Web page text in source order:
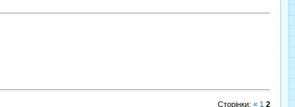
Сторінки: « 1 2